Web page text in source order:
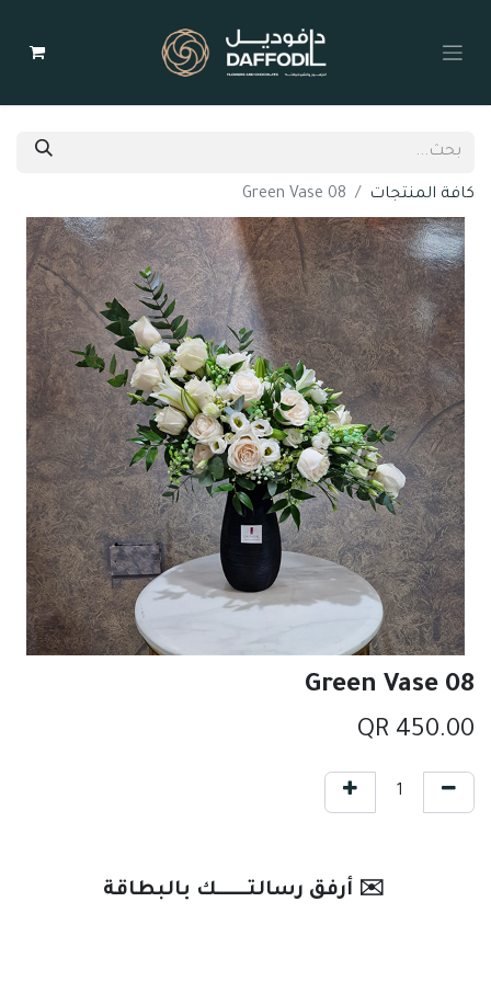
كافة المنتجات Green Vase 08
Green Vase 08
450.00
✉️ أرفق رسالتـــــــك بالبطاقة